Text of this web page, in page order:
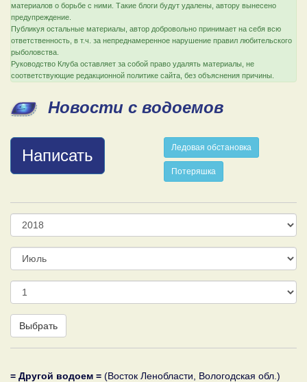
материалов о борьбе с ними. Такие блоги будут удалены, автору вынесено
предупреждение.
Публикуя остальные материалы, автор добровольно принимает на себя всю
ответственность, в т.ч. за непреднамеренное нарушение правил любительского
рыболовства.
Руководство Клуба оставляет за собой право удалять материалы, не
соответствующие редакционной политике сайта, без объяснения причины.
Новости с водоемов
Написать Ледовая обстановка
Потеряшка
Год
Месяц
День
Выбрать
= Другой водоем = (Восток Ленобласти, Вологодская обл.)